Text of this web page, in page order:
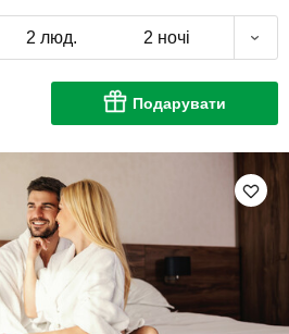
2 люд. 2 ночі
Подарувати